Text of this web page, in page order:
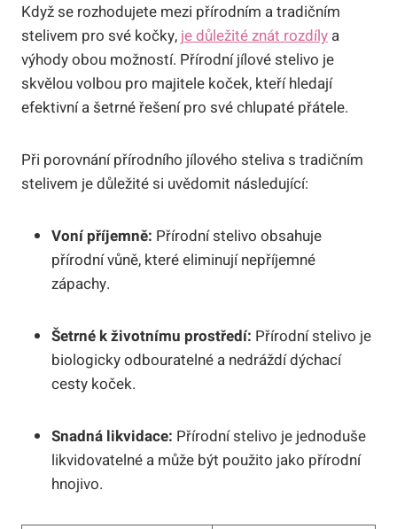
Když⁤ se ‌rozhodujete mezi přírodním a tradičním⁣
stelivem ⁤pro‌ své kočky, je důležité znát rozdíly a
výhody obou možností. Přírodní jílové⁢ stelivo⁣ je
skvělou volbou ‍pro ‌majitele koček, kteří​ hledají‌
efektivní ​a šetrné‌ řešení pro⁢ své chlupaté přátele.
Při porovnání přírodního ⁢jílového steliva s ​tradičním⁢
stelivem je důležité si uvědomit následující:
Voní příjemně: ‌Přírodní stelivo obsahuje
⁤přírodní vůně, které eliminují‌ nepříjemné⁤
zápachy.
Šetrné ⁣k životnímu prostředí: Přírodní⁢ stelivo je
biologicky odbouratelné a nedráždí⁣ dýchací
cesty koček.
Snadná⁣ likvidace: Přírodní ​stelivo je ⁣jednoduše
likvidovatelné a může být použito jako⁢ přírodní
‍hnojivo.